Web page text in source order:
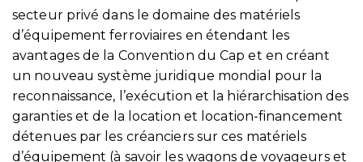
secteur privé dans le domaine des matériels
d’équipement ferroviaires en étendant les
avantages de la Convention du Cap et en créant
un nouveau système juridique mondial pour la
reconnaissance, l’exécution et la hiérarchisation des
garanties et de la location et location-financement
détenues par les créanciers sur ces matériels
d’équipement (à savoir les wagons de voyageurs et